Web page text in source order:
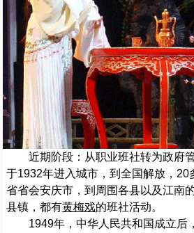
近期阶段：从职业班社转为政府
于1932年进入城市，到全国解放，20
省省会安庆市，到周围各县以及江南
县镇，都有黄梅戏的班社活动。
1949年，中华人民共和国成立后